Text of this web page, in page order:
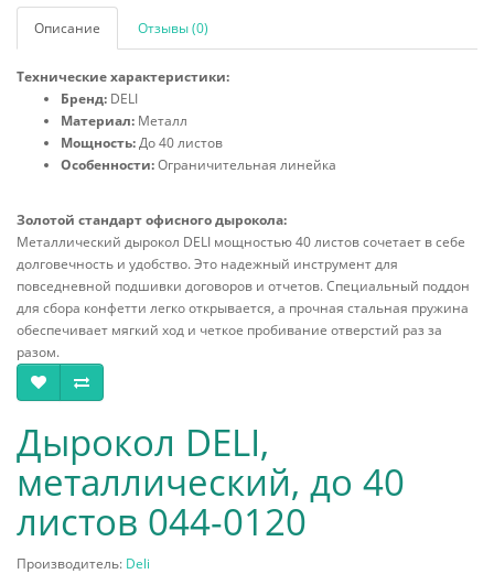
Описание Отзывы (0)
Технические характеристики:
Бренд: DELI
Материал: Металл
Мощность:До 40 листов
Особенности:Ограничительная линейка
Золотой стандарт офисного дырокола:
Металлический дырокол DELI мощностью 40 листов сочетает в себе
долговечность и удобство. Это надежный инструмент для
повседневной подшивки договоров и отчетов. Специальный поддон
для сбора конфетти легко открывается, а прочная стальная пружина
обеспечивает мягкий ход и четкое пробивание отверстий раз за
разом.
Дырокол DELI,
металлический, до 40
листов 044-0120
Производитель: Deli